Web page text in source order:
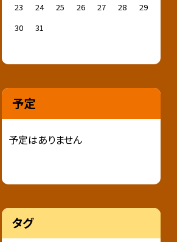
23
24 25 26 27 28
29
30
31
予定
予定はありません
タグ